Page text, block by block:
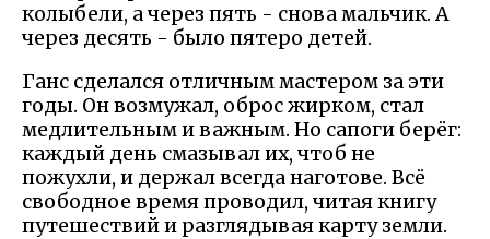
колыбели, а через пять - снова мальчик. А
через десять - было пятеро детей.
Ганс сделался отличным мастером за эти
годы. Он возмужал, оброс жирком, стал
медлительным и важным. Но сапоги берёг:
каждый день смазывал их, чтоб не
пожухли, и держал всегда наготове. Всё
свободное время проводил, читая книгу
путешествий и разглядывая карту земли.